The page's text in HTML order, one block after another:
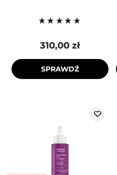
310,00 zł
SPRAWDŹ